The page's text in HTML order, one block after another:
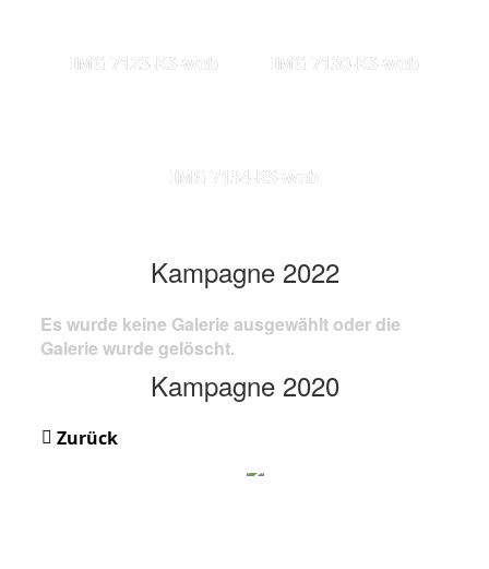
IMG 7123-KS-web IMG 7130-KS-web
IMG 7134-KS-web
Kampagne 2022
Es wurde keine Galerie ausgewählt oder die
Galerie wurde gelöscht.
Kampagne 2020
Zurück